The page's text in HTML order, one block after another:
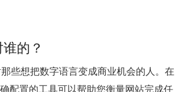
的？
些想把数字语言变成商业机会的人。在
配置的工具可以帮助您衡量网站完成任